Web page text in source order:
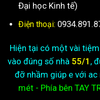
Đại học Kinh tế)
Điện thoại:
Hiện tại có một vài
vào đúng số nhà 55/1 ,
đỡ nhầm giúp e với ac
mét - Phía bên TAY